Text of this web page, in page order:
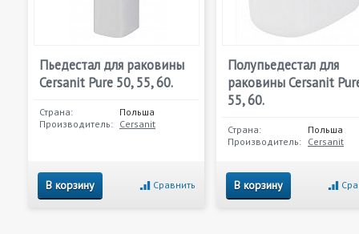
Пьедестал для раковины
Cersanit Pure 50, 55, 60.
Страна:
Польша
Производитель: Cersanit
В корзину Сравнить
Полупьедестал для
раковины Cersanit
55, 60.
Страна:
Польша
Производитель: Cersanit
В корзину